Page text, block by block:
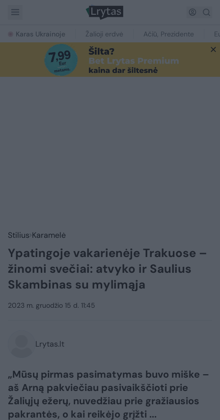
Karas Ukrainoje Žalioji erdvė Ačiū, Prezidente
Stilius Karamelė
Ypatingoje vakarienėje Trakuose –
žinomi svečiai: atvyko ir Saulius
Skambinas su mylimąja
2023 m. gruodžio 15 d. 11:45
Lrytas.lt
„Mūsų pirmas pasimatymas buvo miške –
aš Arną pakviečiau pasivaikščioti prie
Žaliųjų ežerų, nuvedžiau prie gražiausios
pakrantės, o kai reikėjo grįžti ...